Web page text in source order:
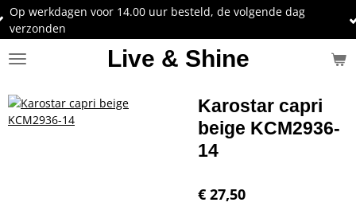
Ga
direct
de
Live & Shine
Op werkdagen voor 14.00 uur besteld, de volgende dag
verzonden
Karostar capri
beige KCM2936-
14
€ 27,50